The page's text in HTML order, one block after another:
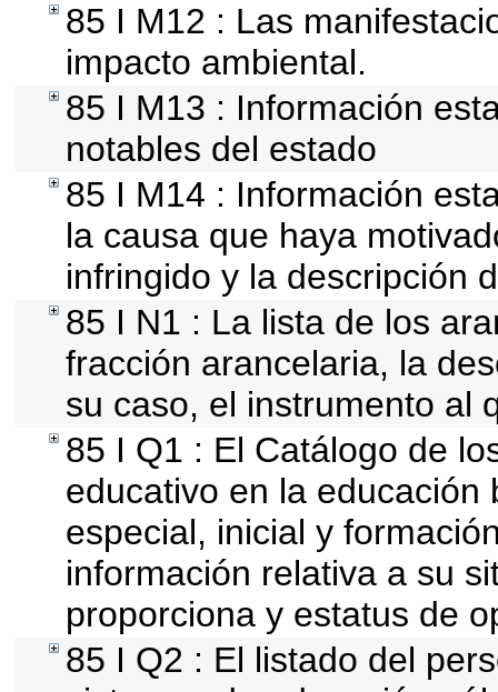
85 I M12 : Las
impacto ambiental.
85 I M13 : Información
notables del estado
85 I M14 : Información
la causa que haya
infringido y la descripción
85 I N1 : La lista de los
fracción arancelaria, la
su caso, el instrumento al
85 I Q1 : El Catálogo de
educativo en la educación
especial, inicial y
información relativa a su
proporciona y estatus de
85 I Q2 : El listado del